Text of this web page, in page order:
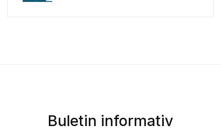
Buletin informativ